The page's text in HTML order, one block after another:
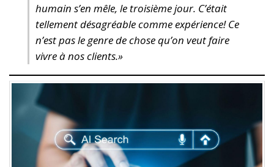
humain s’en mêle, le troisième jour. C’était
tellement désagréable comme expérience! Ce
n’est pas le genre de chose qu’on veut faire
vivre à nos clients.»